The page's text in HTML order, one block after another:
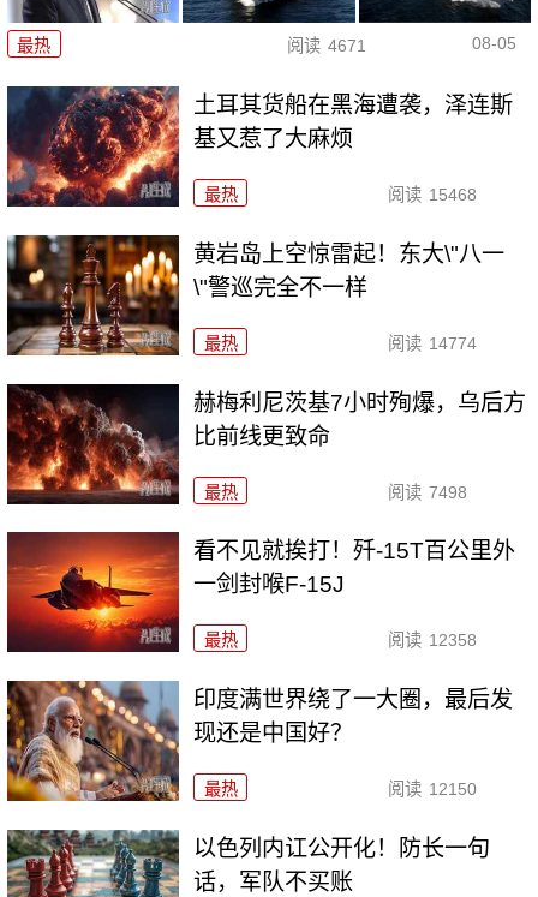
最热 阅读 4671 08-05
土耳其货船在黑海遭袭，泽连斯
基又惹了大麻烦
最热 阅读 15468
黄岩岛上空惊雷起！东大\"八一
\"警巡完全不一样
最热 阅读 14774
赫梅利尼茨基7小时殉爆，乌后方
比前线更致命
最热 阅读 7498
看不见就挨打！歼-15T百公里外
一剑封喉F-15J
最热 阅读 12358
印度满世界绕了一大圈，最后发
现还是中国好？
最热 阅读 12150
以色列内讧公开化！防长一句
话，军队不买账